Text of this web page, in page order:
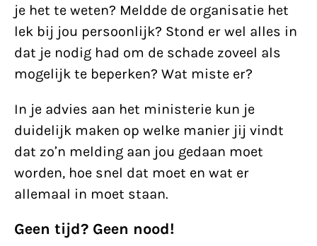
je het te weten? Meldde de organisatie het
lek bij jou persoonlijk? Stond er wel alles in
dat je nodig had om de schade zoveel als
mogelijk te beperken? Wat miste er?
In je advies aan het ministerie kun je
duidelijk maken op welke manier jij vindt
dat zo’n melding aan jou gedaan moet
worden, hoe snel dat moet en wat er
allemaal in moet staan.
Geen tijd? Geen nood!